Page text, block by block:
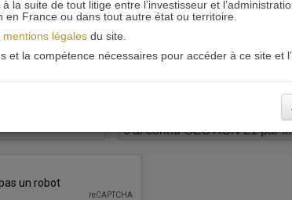
la suite de tout litige entre l’investisseur et
en France ou dans tout autre état ou territoire.
mentions légalesdu site.
et la compétence nécessaires pour accéder à ce site et